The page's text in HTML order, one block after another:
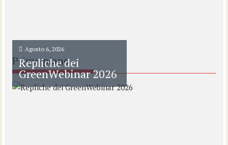
Primo piano
Agosto 6, 2026
Repliche dei
GreenWebinar 2026